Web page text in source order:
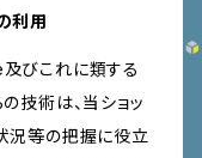
利用
及びこれに類する
技術は、当ショッ
況等の把握に役立